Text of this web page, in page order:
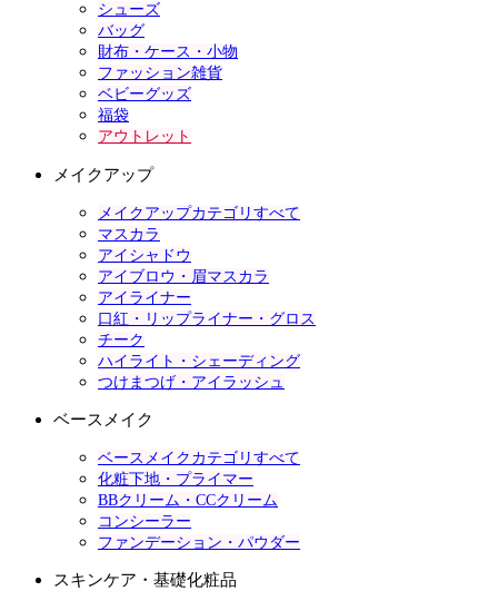
シューズ
バッグ
財布・ケース・小物
ファッション雑貨
ベビーグッズ
福袋
アウトレット
メイクアップ
メイクアップカテゴリすべて
マスカラ
アイシャドウ
アイブロウ・眉マスカラ
アイライナー
口紅・リップライナー・グロス
チーク
ハイライト・シェーディング
つけまつげ・アイラッシュ
ベースメイク
ベースメイクカテゴリすべて
化粧下地・プライマー
BBクリーム・CCクリーム
コンシーラー
ファンデーション・パウダー
スキンケア・基礎化粧品